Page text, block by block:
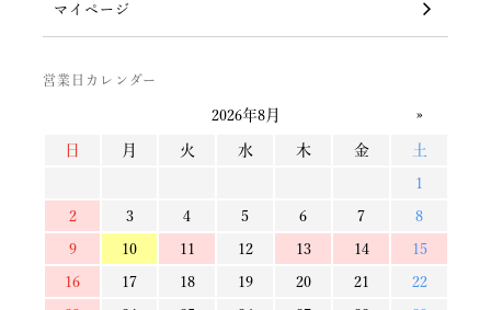
マイページ
営業日カレンダー